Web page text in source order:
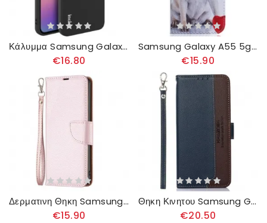
Κάλυμμα Samsung Galaxy A55 5g Σειρά Uc-3 Imak
€16.80
Samsung Galaxy A55 5g Pug Dog
€15.90
Δερματινη Θηκη Samsung Galaxy A55 5g Υφή Litchi
€15.90
Θηκη Κινητου Samsung Galaxy A55 5g Θήκες Κινητών Δίχρωμο Μπλοκάρισμα Rfid Khazneh
€20.50